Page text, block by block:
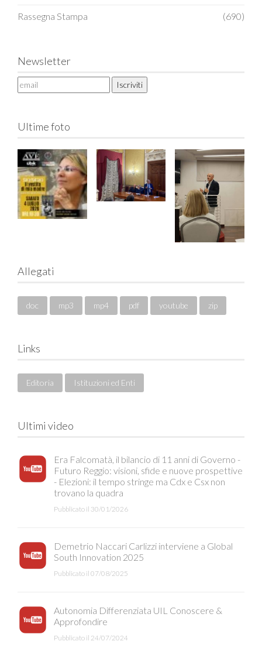
Rassegna Stampa (690)
Newsletter
Ultime foto
Allegati
doc mp3 mp4 pdf youtube zip
Links
Editoria Istituzioni ed Enti
Ultimi video
Era Falcomatà, il bilancio di 11 anni di Governo -
Futuro Reggio: visioni, sfide e nuove prospettive
- Elezioni: il tempo stringe ma Cdx e Csx non
trovano la quadra
Pubblicato il 30/01/2026
Demetrio Naccari Carlizzi interviene a Global
South Innovation 2025
Pubblicato il 07/08/2025
Autonomia Differenziata UIL Conoscere &
Approfondire
Pubblicato il 24/07/2024